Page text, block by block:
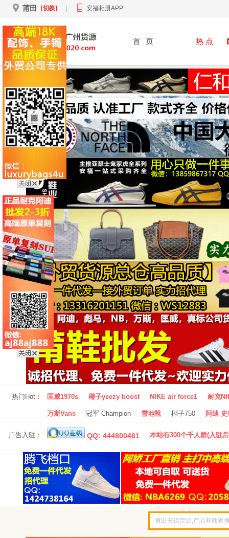
莆田 [切换] 安福相册APP
首 页 热 点
热门Hot： 匡威1970s 椰子yeezy boost NIKE air force1 耐克
万斯Vans 冠军-Champion 雪地靴 椰子750 阿迪
广告入驻： QQ: 444800461 本站有300个千人群(入驻